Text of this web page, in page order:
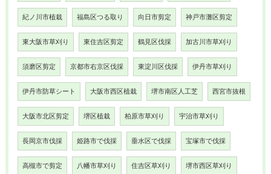
紀ノ川市植栽 福島区つる取り 向日市剪定 神戸市灘区剪定
東大阪市草刈り 東住吉区剪定 鶴見区伐採 加古川市草刈り
須磨区剪定 京都市右京区伐採 東淀川区伐採 伊丹市草刈り
伊丹市防草シート 大阪市西区植栽 堺市南区人工芝 西宮市抜根
大阪市北区剪定 堺区植栽 柏原市草刈り 宇治市草刈り
長岡京市伐採 姫路市で伐採 垂水区で伐採 宝塚市で伐採
高槻市で剪定 八幡市草刈り 住吉区草刈り 堺市西区草刈り